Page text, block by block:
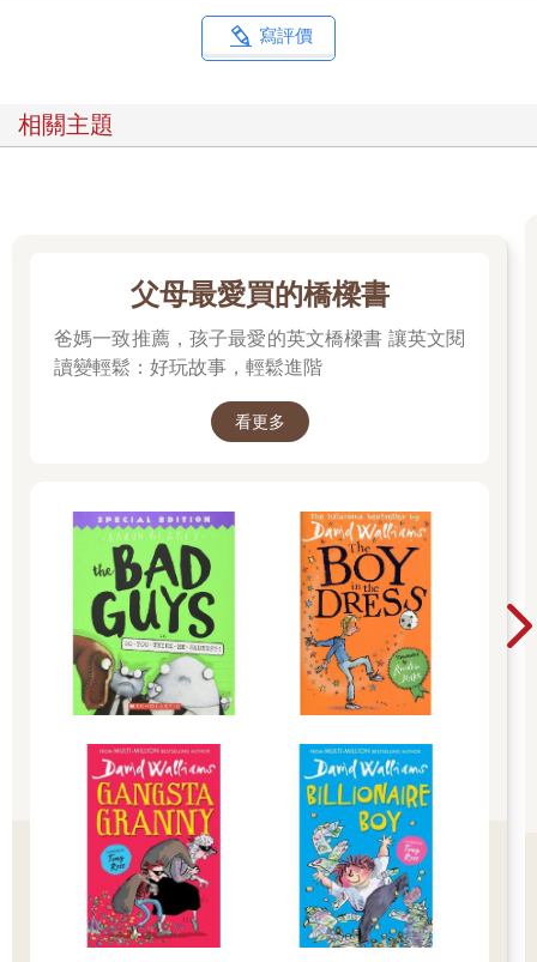
寫評價
相關主題
父母最愛買的橋樑書
爸媽一致推薦，孩子最愛的英文橋樑書 讓英文閱
讀變輕鬆：好玩故事，輕鬆進階
看更多